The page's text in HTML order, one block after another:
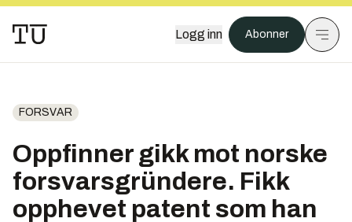
Logg inn Abonner
FORSVAR
Oppfinner gikk mot norske
forsvarsgründere. Fikk
opphevet patent som han